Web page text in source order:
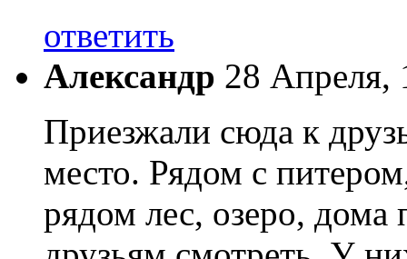
ответить
Александр 28 Апреля,
Приезжали сюда к
место. Рядом с
рядом лес, озеро, дома